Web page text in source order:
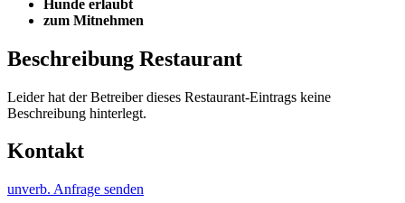
Hunde erlaubt
zum Mitnehmen
Beschreibung Restaurant
Leider hat der Betreiber dieses Restaurant-Eintrags keine
Beschreibung hinterlegt.
Kontakt
unverb. Anfrage senden